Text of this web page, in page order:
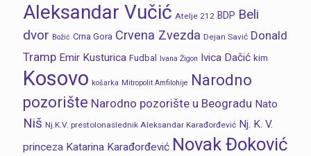
Aleksandar Vučić Atelje 212 BDP Beli
dvor Božić Crna Gora Crvena Zvezda Dejan Savić Donald
Tramp Emir Kusturica Fudbal Ivana Žigon Ivica Dačić kim
Kosovo košarka Mitropolit Amfilohije
Narodno
pozorište Narodno pozorište u Beogradu Nato
Niš Nj.K.V. prestolonaslednik Aleksandar Karađorđević Nj. K. V.
princeza Katarina Karađorđević Novak Đoković